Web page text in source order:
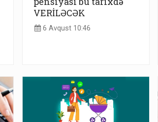
VERİLƏCƏK
6 Avqust 10:46